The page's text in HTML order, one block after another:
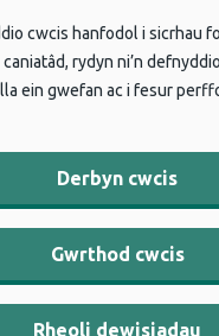
cwcis hanfodol i sicrhau
caniatâd, rydyn ni’n
ein gwefan ac i fesur
Derbyn cwcis
Gwrthod cwcis
Rheoli dewisiadau